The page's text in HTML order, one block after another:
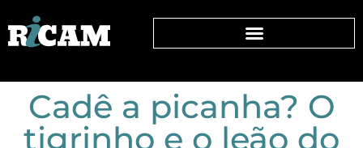
Cadê a picanha? O
tigrinho e o leão do